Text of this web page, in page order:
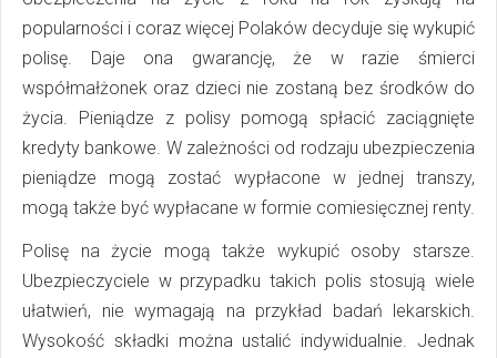
popularności i coraz więcej Polaków decyduje się wykupić
polisę. Daje ona gwarancję, że w razie śmierci
współmałżonek oraz dzieci nie zostaną bez środków do
życia. Pieniądze z polisy pomogą spłacić zaciągnięte
kredyty bankowe. W zależności od rodzaju ubezpieczenia
pieniądze mogą zostać wypłacone w jednej transzy,
mogą także być wypłacane w formie comiesięcznej renty.
Polisę na życie mogą także wykupić osoby starsze.
Ubezpieczyciele w przypadku takich polis stosują wiele
ułatwień, nie wymagają na przykład badań lekarskich.
Wysokość składki można ustalić indywidualnie. Jednak